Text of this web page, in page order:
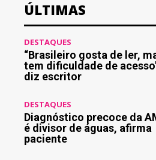
ÚLTIMAS
DESTAQUES
“Brasileiro gosta de ler,
tem dificuldade de
diz escritor
DESTAQUES
Diagnóstico precoce da
é divisor de águas, afirma
paciente